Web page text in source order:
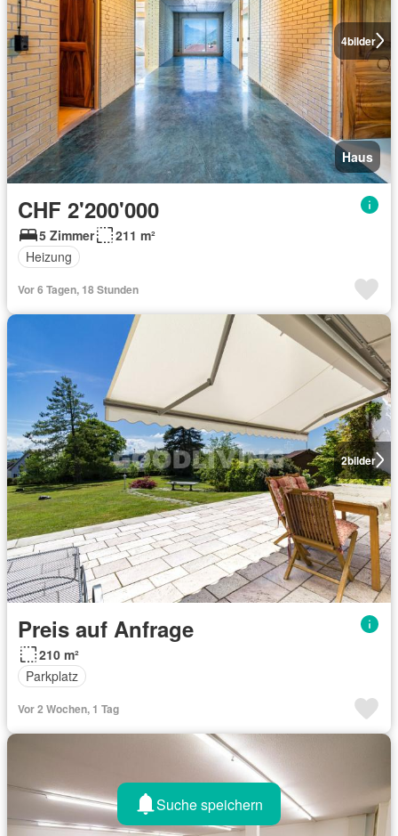
4bilder
Haus
CHF 2'200'000
5 Zimmer
211 m²
Heizung
Vor 6 Tagen, 18 Stunden
2bilder
Preis auf Anfrage
210 m²
Parkplatz
Vor 2 Wochen, 1 Tag
Suche speichern